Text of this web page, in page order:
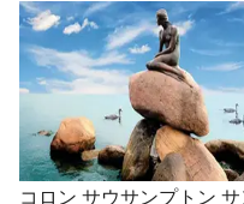
コロン サウサンプトン サ